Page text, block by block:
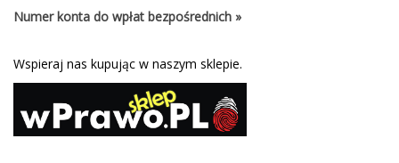
Numer konta do wpłat bezpośrednich »
Wspieraj nas kupując w naszym sklepie.